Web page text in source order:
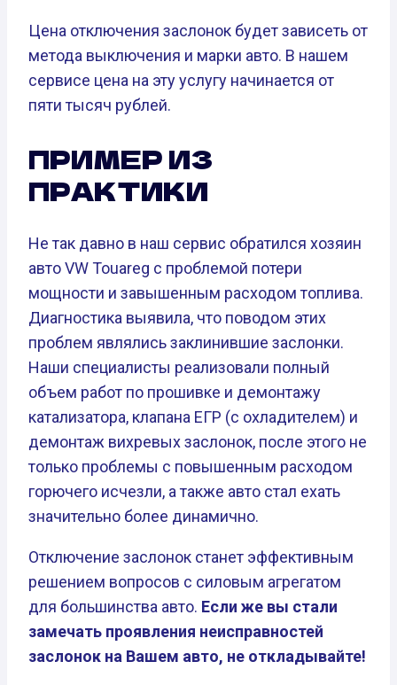
Цена отключения заслонок будет зависеть от
метода выключения и марки авто. В нашем
сервисе цена на эту услугу начинается от
пяти тысяч рублей.
ПРИМЕР ИЗ
ПРАКТИКИ
Не так давно в наш сервис обратился хозяин
авто VW Touareg с проблемой потери
мощности и завышенным расходом топлива.
Диагностика выявила, что поводом этих
проблем являлись заклинившие заслонки.
Наши специалисты реализовали полный
объем работ по прошивке и демонтажу
катализатора, клапана ЕГР (с охладителем) и
демонтаж вихревых заслонок, после этого не
только проблемы с повышенным расходом
горючего исчезли, а также авто стал ехать
значительно более динамично.
Отключение заслонок станет эффективным
решением вопросов с силовым агрегатом
для большинства авто. Если же вы стали
замечать проявления неисправностей
заслонок на Вашем авто, не откладывайте!